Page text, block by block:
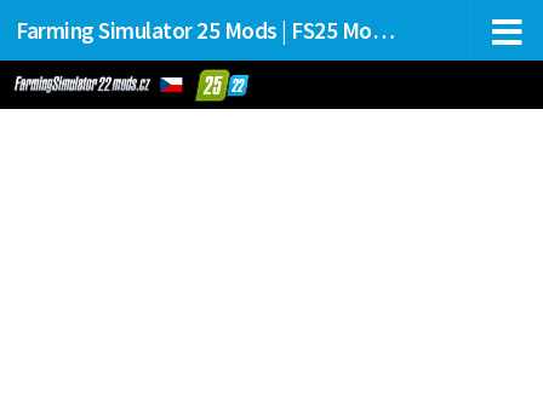
Farming Simulator 25 Mods | FS25 Mods Stahování